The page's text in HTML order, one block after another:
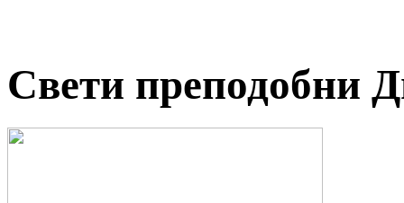
Свети преподобни